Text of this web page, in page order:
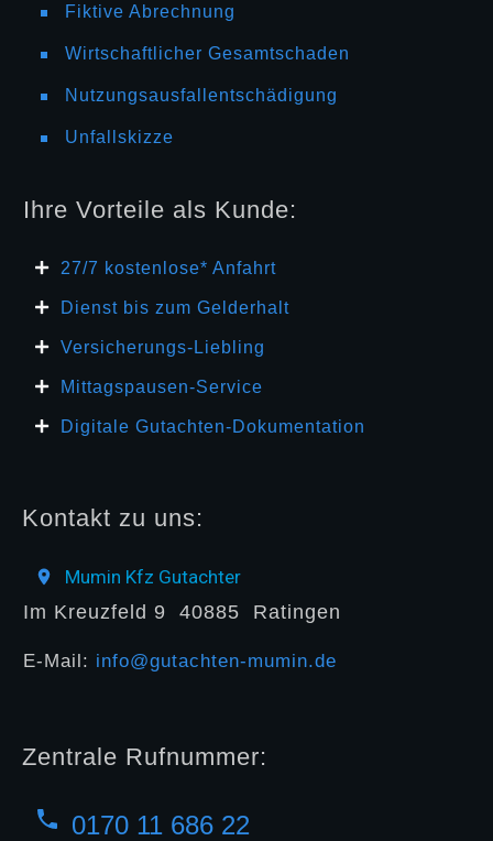
Fiktive Abrechnung
Wirtschaftlicher Gesamtschaden
Nutzungsausfallentschädigung
Unfallskizze
Ihre Vorteile als Kunde:
27/7 kosten lose* Anfahrt
Dienst bis zum Gelderhalt
Versicherungs-Liebling
Mittagspausen-Service
Digitale Gutachten-Dokumentation
Kontakt zu uns:
Mumin Kfz Gutachter
Im Kreuzfeld 9 40885 Ratingen
E-Mail: info@gutachten-mumin.de
Zentrale Rufnummer:
0170 11 686 22